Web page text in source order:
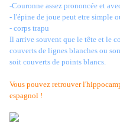
-Couronne assez prononcée et
- l'épine de joue peut etre simple
- corps trapu
Il arrive souvent que le tête et le
couverts de lignes blanches ou
soit couverts de points blancs.
Vous pouvez retrouver
espagnol !